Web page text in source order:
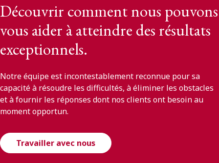
Découvrir comment nous pouvons
vous aider à atteindre des résultats
exceptionnels.
Notre équipe est incontestablement reconnue pour sa
capacité à résoudre les difficultés, à éliminer les obstacles
et à fournir les réponses dont nos clients ont besoin au
moment opportun.
Travailler avec nous